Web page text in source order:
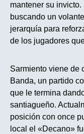
mantener su
buscando un
jerarquía para
de los jugadores
Sarmiento viene de
Banda, un partido
que le termina
santiagueño.
posición con once
local el «Decano»